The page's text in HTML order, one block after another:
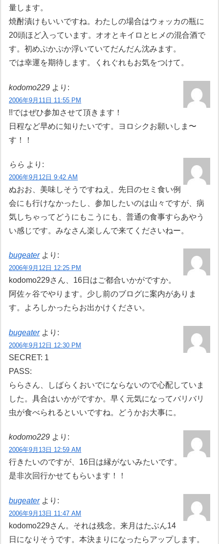
量します。
焼酎漬けもいいですね。わたしの場合はウォッカの瓶に
20頭ほど入っています。オオとキイロとヒメの混合酒で
す。初めぷかぷか浮いていてだんだん沈みます。
では幸運を期待します。くれぐれもお気をつけて。
kodomo229 より:
2006年9月11日 11:55 PM
!!ではぜひ参加させて頂きます！
日程など早めに知りたいです。ヨロシクお願いしま〜
す！！
らら より:
2006年9月12日 9:42 AM
ぬおお、美味しそうですねえ。先日のセミ食い例
会にも行けなかったし、参加したいのは山々ですが、病
気しちゃってどうにもこうにも、普通の食事すらあやう
い感じです。みなさん楽しんで来てくださいねー。
bugeater より:
2006年9月12日 12:25 PM
kodomo229さん、16日はご都合いかがですか。
阿佐ヶ谷でやります。少し前のブログに案内がありま
す。よろしかったらお出かけください。
bugeater より:
2006年9月12日 12:30 PM
SECRET: 1
PASS:
ららさん、しばらくおいでにならないので心配していま
した。具合はいかがですか。早く元気になってバリバリ
虫が食べられるといいですね。どうかお大事に。
kodomo229 より:
2006年9月13日 12:59 AM
行きたいのですが、16日は縁がないみたいです。
是非次回行かせてもらいます！！
bugeater より:
2006年9月13日 11:47 AM
kodomo229さん。それは残念。来月はたぶん14
日になりそうです。本決まりになったらアップします。